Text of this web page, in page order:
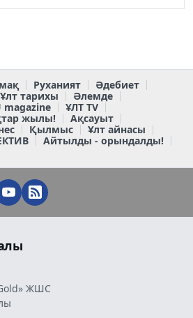
Руханият
Әдебиет
Ұлт тарихы
Әлемде
magazine
ҰЛТ TV
жылы!
Ақсауыт
Қылмыс
Ұлт айнасы
Айтылды - орындалды!
ЖШС